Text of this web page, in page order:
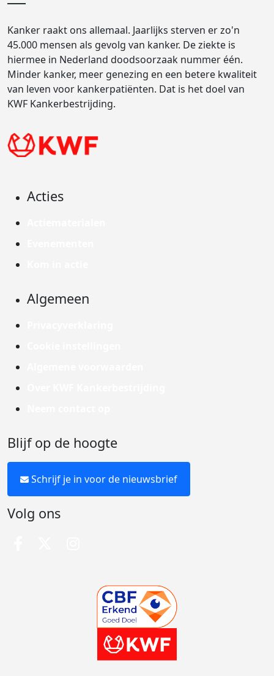
Kanker raakt ons allemaal. Jaarlijks sterven er zo'n
45.000 mensen als gevolg van kanker. De ziekte is
hiermee in Nederland doodsoorzaak nummer één.
Minder kanker, meer genezing en een betere kwaliteit
van leven voor kankerpatiënten. Dat is het doel van
KWF Kankerbestrijding.
Acties
Algemeen
Blijf op de hoogte
Schrijf je in voor de nieuwsbrief
Volg ons